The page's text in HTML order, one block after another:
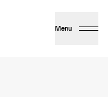
Menu